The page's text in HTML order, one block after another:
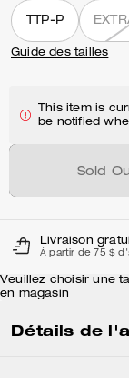
TTP-P
Guide des tailles
This item is
be notified
Sold
Livraison
À partir de 75 $
Veuillez choisir une
en magasin
Détails de